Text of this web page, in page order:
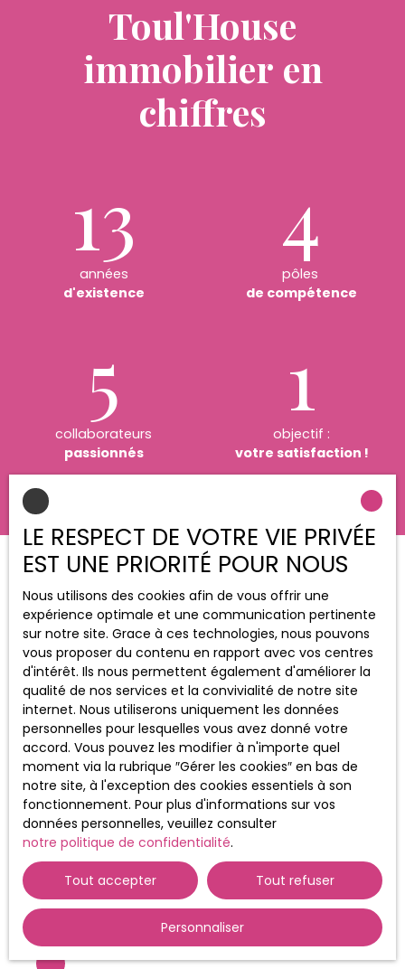
Toul'House
immobilier en
chiffres
13
années
d'existence
4
pôles
de compétence
5
collaborateurs
passionnés
1
objectif :
votre satisfaction !
Parcoureznos derniers
biens
Voici un aperçu de nos dernières offres
immobilières disponibles autour de vous.
Appartements, maisons, villas, biens de caractère,
etc : la liste est longue et variée. Notre agence
toulousaine a sélectionné des logements parmi
lesquels il y a peut-êtrevotre prochaine
habitation tout confort.Ne laissez pas filer cette
opportunité !
LE RESPECT DE VOTRE VIE PRIVÉE
EST UNE PRIORITÉ POUR NOUS
Nous utilisons des cookies afin de vous offrir une
expérience optimale et une communication pertinente
sur notre site. Grace à ces technologies, nous pouvons
vous proposer du contenu en rapport avec vos centres
d'intérêt. Ils nous permettent également d'améliorer la
qualité de nos services et la convivialité de notre site
internet. Nous utiliserons uniquement les données
personnelles pour lesquelles vous avez donné votre
accord. Vous pouvez les modifier à n'importe quel
moment via la rubrique ″Gérer les cookies″ en bas de
notre site, à l'exception des cookies essentiels à son
fonctionnement. Pour plus d'informations sur vos
données personnelles, veuillez consulter
notre politique de confidentialité.
Tout accepter Tout refuser
Personnaliser